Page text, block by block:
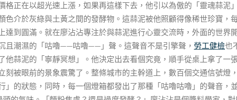
正在以超光速上漲，如果再這樣下去，他引以為傲的「靈魂蒜泥
色介於灰綠與土黃之間的發酵物。這蒜泥被他照顧得像稀世珍寶，
到圓滿。就在廖沾沾專注於與蒜泥進行心靈交流時，外面的世界
且潮濕的「咕嚕——咕嚕——」聲。這聲音不是引擎聲， 勞工健檢也
蒜泥的「寧靜冥想」。他決定出去看個究竟，順手從桌上拿了一
刻被眼前的景象震驚了。整條城市的主幹道上，數百個交通信號燈
」的狀態，同時，每一個燈箱都發出了那種「咕嚕咕嚕」的聲音，